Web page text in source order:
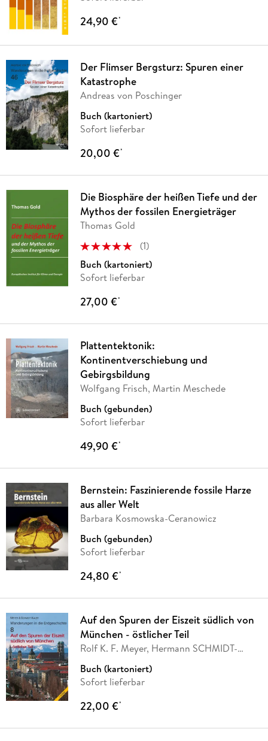
24,90 €*
Der Flimser Bergsturz: Spuren einer
Katastrophe
Andreas von Poschinger
Buch (kartoniert)
Sofort lieferbar
20,00 €*
Die Biosphäre der heißen Tiefe und der
Mythos der fossilen Energieträger
Thomas Gold
(1)
Buch (kartoniert)
Sofort lieferbar
27,00 €*
Plattentektonik:
Kontinentverschiebung und
Gebirgsbildung
Wolfgang Frisch, Martin Meschede
Buch (gebunden)
Sofort lieferbar
49,90 €*
Bernstein: Faszinierende fossile Harze
aus aller Welt
Barbara Kosmowska-Ceranowicz
Buch (gebunden)
Sofort lieferbar
24,80 €*
Auf den Spuren der Eiszeit südlich von
München - östlicher Teil
Rolf K. F. Meyer, Hermann SCHMIDT-
Buch (kartoniert)
Sofort lieferbar
22,00 €*